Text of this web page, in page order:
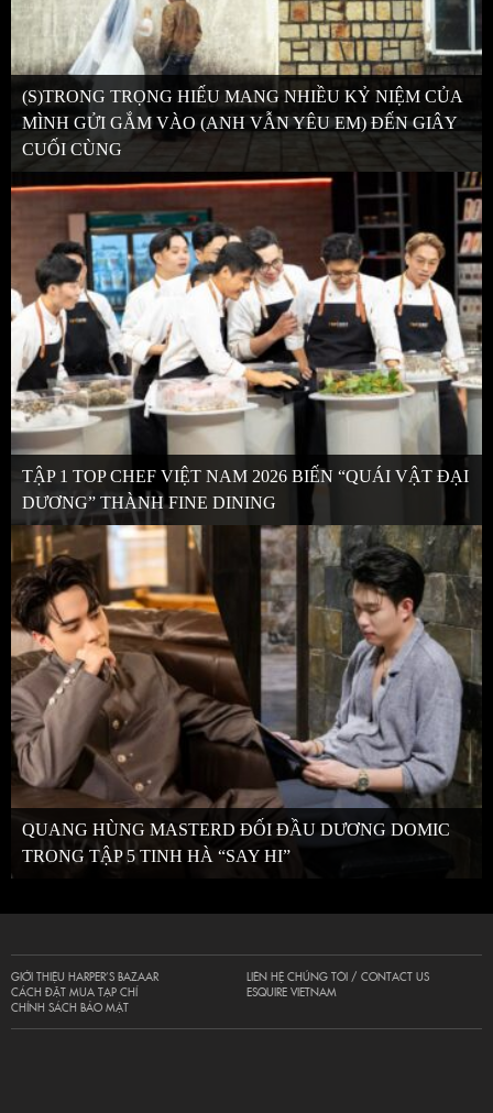
(S)TRONG TRỌNG HIẾU MANG NHIỀU KỶ NIỆM CỦA
MÌNH GỬI GẮM VÀO (ANH VẪN YÊU EM) ĐẾN GIÂY
CUỐI CÙNG
TẬP 1 TOP CHEF VIỆT NAM 2026 BIẾN “QUÁI VẬT ĐẠI
DƯƠNG” THÀNH FINE DINING
QUANG HÙNG MASTERD ĐỐI ĐẦU DƯƠNG DOMIC
TRONG TẬP 5 TINH HÀ “SAY HI”
GIỚI THIỆU HARPER’S BAZAAR
CÁCH ĐẶT MUA TẠP CHÍ
CHÍNH SÁCH BẢO MẬT
LIÊN HỆ CHÚNG TÔI / CONTACT US
ESQUIRE VIETNAM